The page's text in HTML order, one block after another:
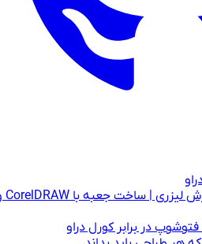
آموزش طراحی جعبه برش لیزری | ساخت جعبه با CorelDRAW و
در برابر کورل دراو